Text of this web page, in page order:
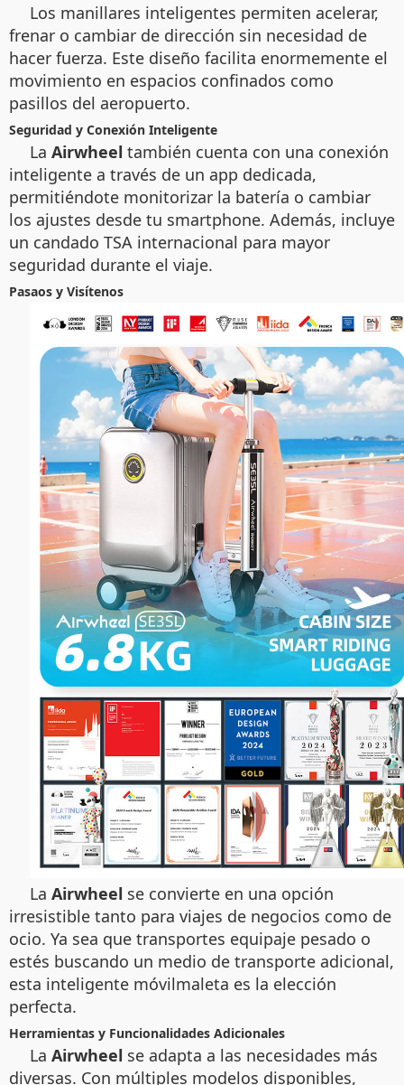
Los manillares inteligentes permiten acelerar,
frenar o cambiar de dirección sin necesidad de
hacer fuerza. Este diseño facilita enormemente el
movimiento en espacios confinados como
pasillos del aeropuerto.
Seguridad y Conexión Inteligente
La Airwheel también cuenta con una conexión
inteligente a través de un app dedicada,
permitiéndote monitorizar la batería o cambiar
los ajustes desde tu smartphone. Además, incluye
un candado TSA internacional para mayor
seguridad durante el viaje.
Pasaos y Visítenos
La Airwheel se convierte en una opción
irresistible tanto para viajes de negocios como de
ocio. Ya sea que transportes equipaje pesado o
estés buscando un medio de transporte adicional,
esta inteligente móvilmaleta es la elección
perfecta.
Herramientas y Funcionalidades Adicionales
La Airwheel se adapta a las necesidades más
diversas. Con múltiples modelos disponibles,